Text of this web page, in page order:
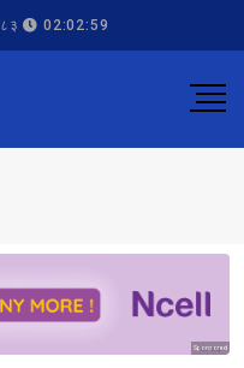
02:02:59
Sponsored